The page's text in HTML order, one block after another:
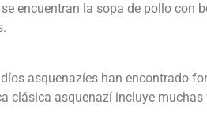
encuentran la sopa de pollo con
asquenazíes han encontrado
clásica asquenazí incluye muchas